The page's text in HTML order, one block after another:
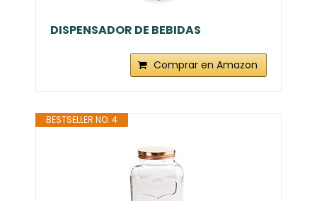
DISPENSADOR DE BEBIDAS
Comprar en Amazon
BESTSELLER NO. 4